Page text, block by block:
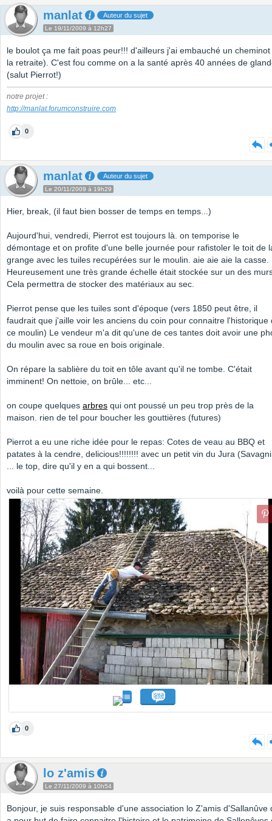
manlat Auteur du sujet
Le 19/11/2009 à 12h27
le boulot ça me fait poas peur!!! d'ailleurs j'ai embauché un cheminot
la retraite). C'est fou comme on a la santé après 40 années de
(salut Pierrot!)
notre projet :
http://manlat.forumconstruire.com
0
manlat Auteur du sujet
Le 20/11/2009 à 19h29
Hier, break, (il faut bien bosser de temps en temps...)
Aujourd'hui, vendredi, Pierrot est toujours là. on temporise le
démontage et on profite d'une belle journée pour rafistoler le toit de
grange avec les tuiles recupérées sur le moulin. aie aie aie la casse.
Heureusement une très grande échelle était stockée sur un des
Cela permettra de stocker des matériaux au sec.
Pierrot pense que les tuiles sont d'époque (vers 1850 peut être, il
faudrait que j'aille voir les anciens du coin pour connaitre l'historique
ce moulin) Le vendeur m'a dit qu'une de ces tantes doit avoir une
du moulin avec sa roue en bois originale.
On répare la sablière du toit en tôle avant qu'il ne tombe. C'était
imminent! On nettoie, on brûle... etc...
on coupe quelques arbres qui ont poussé un peu trop près de la
maison. rien de tel pour boucher les gouttières (futures)
Pierrot a eu une riche idée pour le repas: Cotes de veau au BBQ et
patates à la cendre, delicious!!!!!!!! avec un petit vin du Jura
... le top, dire qu'il y en a qui bossent...
voilà pour cette semaine.
0
lo z'amis
Le 27/11/2009 à 10h54
Bonjour, je suis responsable d'une association lo Z'amis d'Sallanûve